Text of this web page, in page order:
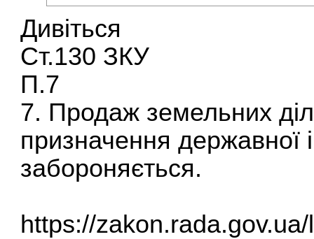
Дивіться
Ст.130 ЗКУ
П.7
7. Продаж земельних
призначення державної
забороняється.
https://